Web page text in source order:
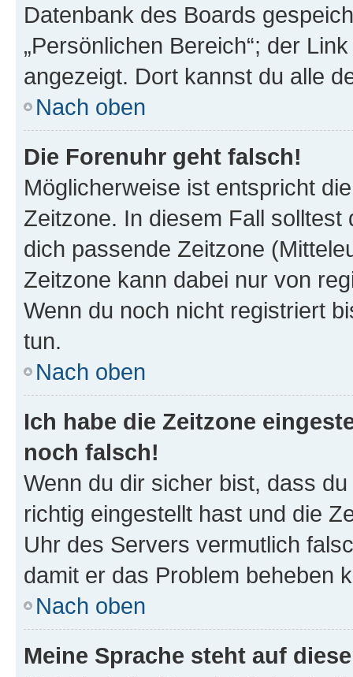
Datenbank des Boards
„Persönlichen Bereich“; der
angezeigt. Dort kannst du alle
Nach oben
Die Forenuhr geht falsch!
Möglicherweise ist entspricht
Zeitzone. In diesem Fall solltest
dich passende Zeitzone
Zeitzone kann dabei nur von
Wenn du noch nicht registriert
tun.
Nach oben
Ich habe die Zeitzone
noch falsch!
Wenn du dir sicher bist, dass
richtig eingestellt hast und die
Uhr des Servers vermutlich
damit er das Problem beheben
Nach oben
Meine Sprache steht auf